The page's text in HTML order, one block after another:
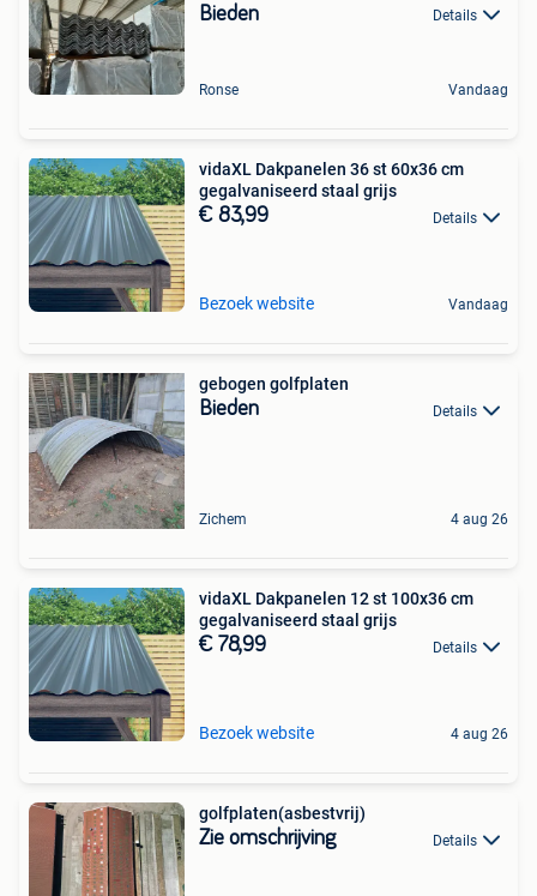
Bieden Details
Ronse Vandaag
vidaXL Dakpanelen 36 st 60x36 cm
gegalvaniseerd staal grijs
€ 83,99 Details
Bezoek website Vandaag
gebogen golfplaten
Bieden Details
Zichem 4 aug 26
vidaXL Dakpanelen 12 st 100x36 cm
gegalvaniseerd staal grijs
€ 78,99 Details
Bezoek website 4 aug 26
golfplaten(asbestvrij)
Zie omschrijving Details